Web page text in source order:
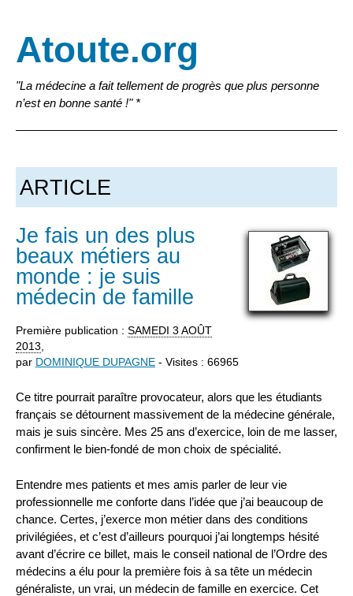
Atoute.org
"La médecine a fait tellement de progrès que plus personne
n’est en bonne santé !" *
ARTICLE
Je fais un des plus
beaux métiers au
monde : je suis
médecin de famille
Première publication : SAMEDI 3 AOÛT
2013,
par DOMINIQUE DUPAGNE - Visites : 66965
Ce titre pourrait paraître provocateur, alors que les étudiants
français se détournent massivement de la médecine générale,
mais je suis sincère. Mes 25 ans d’exercice, loin de me lasser,
confirment le bien-fondé de mon choix de spécialité.
Entendre mes patients et mes amis parler de leur vie
professionnelle me conforte dans l’idée que j’ai beaucoup de
chance. Certes, j’exerce mon métier dans des conditions
privilégiées, et c’est d’ailleurs pourquoi j’ai longtemps hésité
avant d’écrire ce billet, mais le conseil national de l’Ordre des
médecins a élu pour la première fois à sa tête un médecin
généraliste, un vrai, un médecin de famille en exercice. Cet